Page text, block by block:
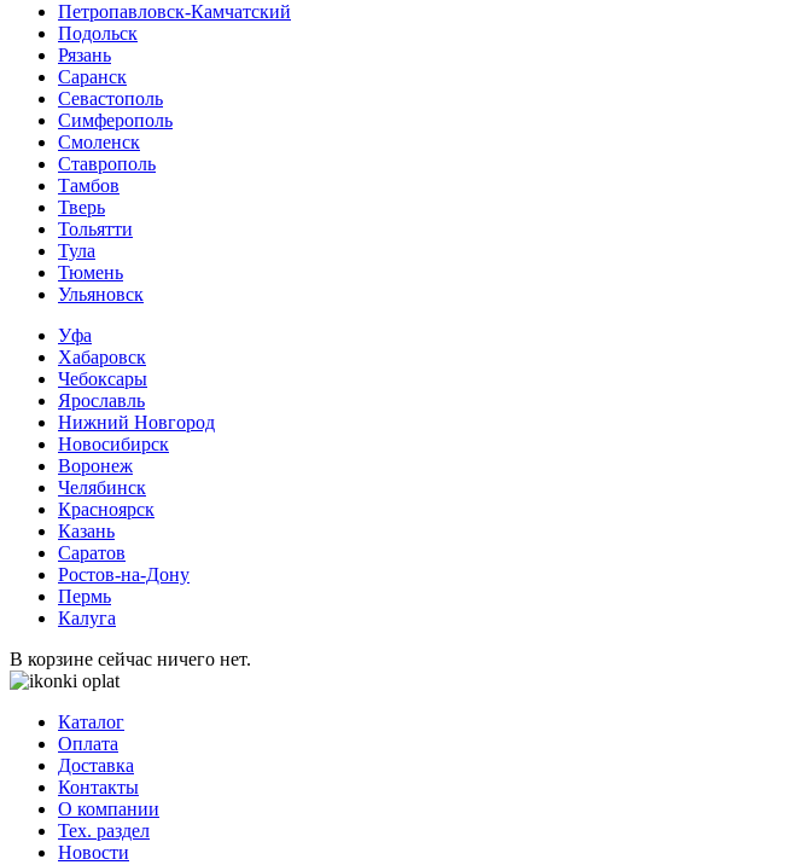
Петропавловск-Камчатский
Подольск
Рязань
Саранск
Севастополь
Симферополь
Смоленск
Ставрополь
Тамбов
Тверь
Тольятти
Тула
Тюмень
Ульяновск
Уфа
Хабаровск
Чебоксары
Ярославль
Нижний Новгород
Новосибирск
Воронеж
Челябинск
Красноярск
Казань
Саратов
Ростов-на-Дону
Пермь
Калуга
В корзине сейчас ничего нет.
Каталог
Оплата
Доставка
Контакты
О компании
Тех. раздел
Новости